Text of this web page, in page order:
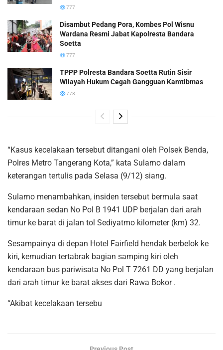
777
Disambut Pedang Pora, Kombes Pol Wisnu
Wardana Resmi Jabat Kapolresta Bandara
Soetta
777
TPPP Polresta Bandara Soetta Rutin Sisir
Wilayah Hukum Cegah Gangguan Kamtibmas
778
“Kasus kecelakaan tersebut ditangani oleh Polsek Benda,
Polres Metro Tangerang Kota,” kata Sularno dalam
keterangan tertulis pada Selasa (9/12) siang.
Sularno menambahkan, insiden tersebut bermula saat
kendaraan sedan No Pol B 1941 UDP berjalan dari arah
timur ke barat di jalan tol Sediyatmo kilometer (km) 32.
Sesampainya di depan Hotel Fairfield hendak berbelok ke
kiri, kemudian tertabrak bagian samping kiri oleh
kendaraan bus pariwisata No Pol T 7261 DD yang berjalan
dari arah timur ke barat akses dari Rawa Bokor .
“Akibat kecelakaan tersebu